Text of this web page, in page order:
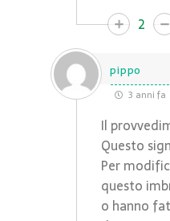
2
pippo
3 anni fa
Il
Questo
Per
questo
o hanno